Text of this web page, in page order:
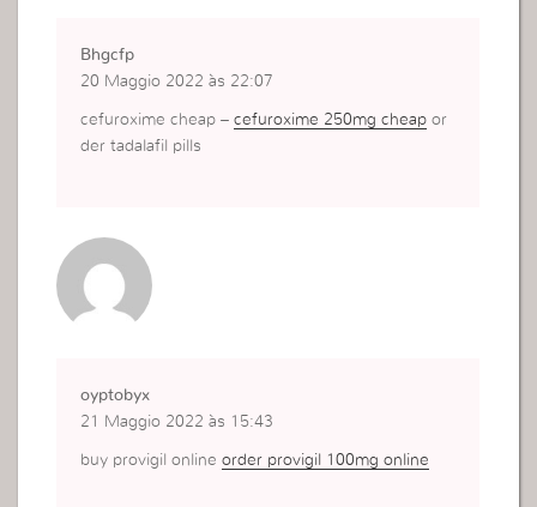
Bhgcfp
20 Maggio 2022 às 22:07
cefuroxime cheap –cefuroxime 250mg cheap or
der tadalafil pills
oyptobyx
21 Maggio 2022 às 15:43
buy provigil onlineorder provigil 100mg online